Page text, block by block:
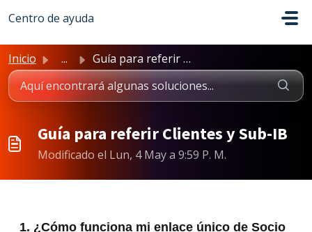
Centro de ayuda
Inicio ... Guía para referir Clientes y Sub-IB
Guía para referir Clientes y Sub-IB
Modificado el Lun, 4 May a 9:59 P. M.
1. ¿Cómo funciona mi enlace único de Socio